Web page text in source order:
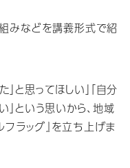
みなどを講義形式で紹
と思ってほしい」「⾃分
」という思いから、地域
ラッグ』を⽴ち上げま